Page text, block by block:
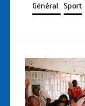
Général Sport